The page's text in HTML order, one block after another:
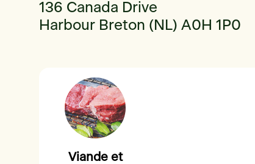
136 Canada Drive
Harbour Breton (NL) A0H 1P0
Viande et